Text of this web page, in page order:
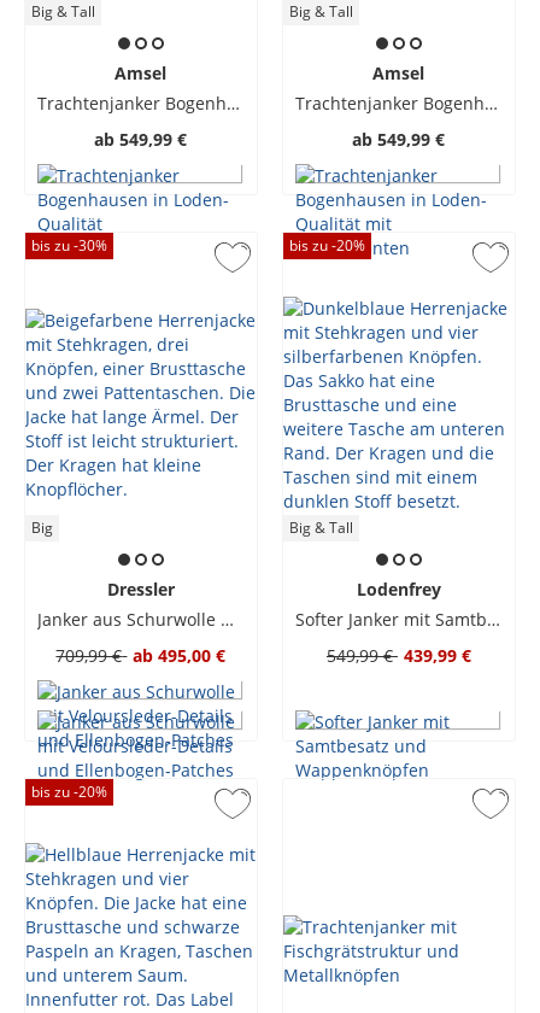
Big & Tall
Amsel
Trachtenjanker Bogenhausen in Loden-Qualität
ab 549,99 €
Big & Tall
Amsel
Trachtenjanker Bogenhausen in Loden-Qualität mit Samtakzenten
ab 549,99 €
bis zu -30%
Big
Dressler
Janker aus Schurwolle mit Veloursleder-Details und Ellenbogen-Patches
709,99 € ab 495,00 €
bis zu -20%
Big & Tall
Lodenfrey
Softer Janker mit Samtbesatz und Wappenknöpfen
549,99 € 439,99 €
bis zu -20%